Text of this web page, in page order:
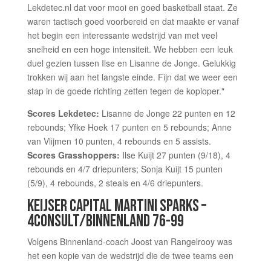
Lekdetec.nl dat voor mooi en goed basketball staat. Ze
waren tactisch goed voorbereid en dat maakte er vanaf
het begin een interessante wedstrijd van met veel
snelheid en een hoge intensiteit. We hebben een leuk
duel gezien tussen Ilse en Lisanne de Jonge. Gelukkig
trokken wij aan het langste einde. Fijn dat we weer een
stap in de goede richting zetten tegen de koploper."
Scores Lekdetec: Lisanne de Jonge 22 punten en 12
rebounds; Yfke Hoek 17 punten en 5 rebounds; Anne
van Vlijmen 10 punten, 4 rebounds en 5 assists.
Scores Grasshoppers: Ilse Kuijt 27 punten (9/18), 4
rebounds en 4/7 driepunters; Sonja Kuijt 15 punten
(5/9), 4 rebounds, 2 steals en 4/6 driepunters.
KEIJSER CAPITAL MARTINI SPARKS –
4CONSULT/BINNENLAND 76-99
Volgens Binnenland-coach Joost van Rangelrooy was
het een kopie van de wedstrijd die de twee teams een